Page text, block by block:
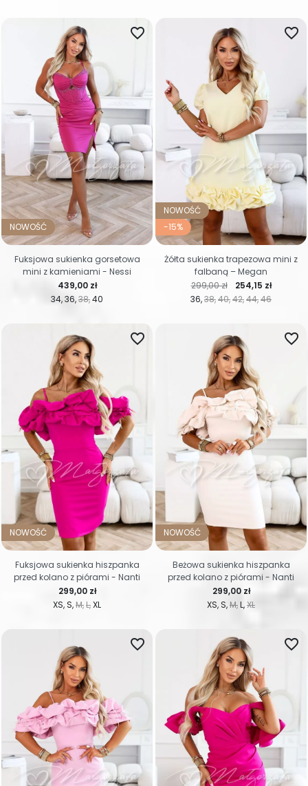
NOWOŚĆ
34 36 38 40
favorite_border
Cena
439,00 zł
Fuksjowa sukienka gorsetowa
mini z kamieniami - Nessi
NOWOŚĆ
-15%
36 38 40 42 44 46
favorite_border
Cena regularna
299,00 zł Cena
254,15 zł
Żółta sukienka trapezowa mini z
falbaną – Megan
NOWOŚĆ
XS S M L XL
favorite_border
Cena
299,00 zł
Fuksjowa sukienka hiszpanka
przed kolano z piórami - Nanti
NOWOŚĆ
XS S M L XL
favorite_border
Cena
299,00 zł
Beżowa sukienka hiszpanka
przed kolano z piórami - Nanti
favorite_border favorite_border